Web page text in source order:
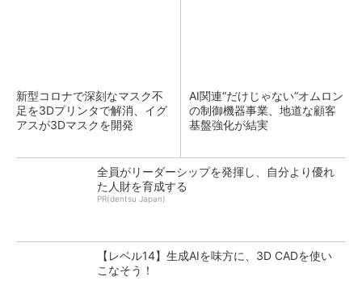
新型コロナで深刻なマスク不
足を3Dプリンタで解消、イグ
アスが3Dマスクを開発
AI関連“だけじゃない”オムロン
の制御機器事業、地道な顧客
基盤強化が結実
全員がリーダーシップを発揮し、自分より優れ
た人財を育成する
PR(dentsu Japan)
【レベル14】生成AIを味方に、3D CADを使い
こなそう！